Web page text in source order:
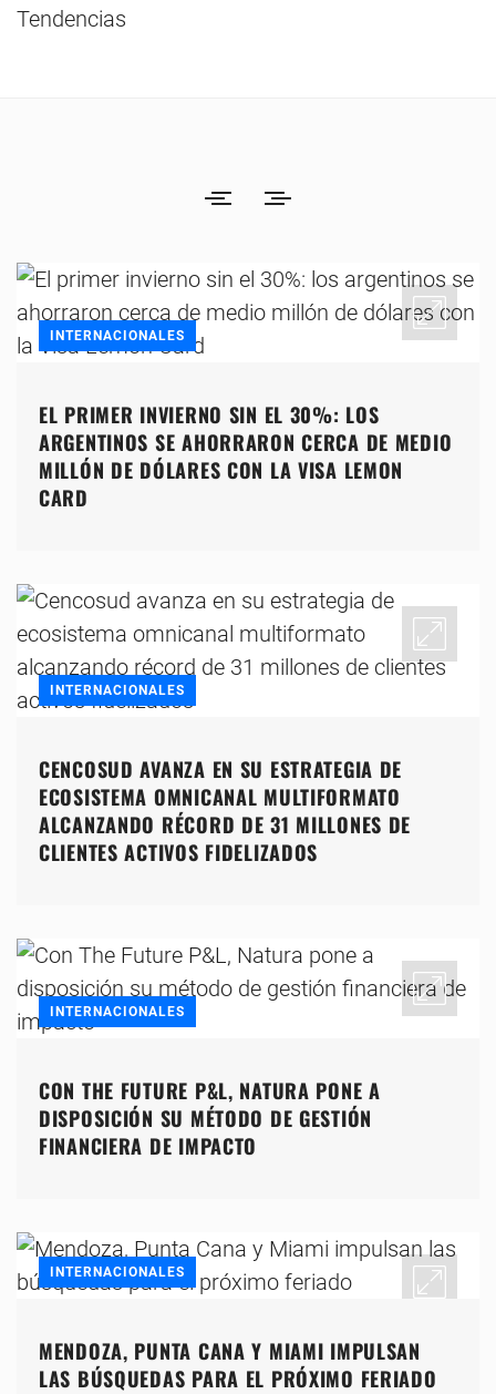
Tendencias
INTERNACIONALES
EL PRIMER INVIERNO SIN EL 30%: LOS
ARGENTINOS SE AHORRARON CERCA DE MEDIO
MILLÓN DE DÓLARES CON LA VISA LEMON
CARD
INTERNACIONALES
CENCOSUD AVANZA EN SU ESTRATEGIA DE
ECOSISTEMA OMNICANAL MULTIFORMATO
ALCANZANDO RÉCORD DE 31 MILLONES DE
CLIENTES ACTIVOS FIDELIZADOS
INTERNACIONALES
CON THE FUTURE P&L, NATURA PONE A
DISPOSICIÓN SU MÉTODO DE GESTIÓN
FINANCIERA DE IMPACTO
INTERNACIONALES
MENDOZA, PUNTA CANA Y MIAMI IMPULSAN
LAS BÚSQUEDAS PARA EL PRÓXIMO FERIADO